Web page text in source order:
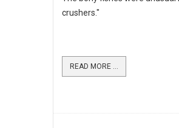
crushers."
READ MORE ...